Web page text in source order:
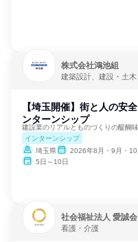
株式会社鴻池組
建築設計、建設・土木
【埼玉開催】街と人の安
ンターンシップ
建設業のリアルとものづくりの醍醐
インターンシップ
埼玉県
2026年8月・9月・
5日～10日
社会福祉法人 愛誠会
看護・介護